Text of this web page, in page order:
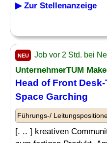
▶ Zur Stellenanzeige
NEU Job vor 2 Std. bei
UnternehmerTUM
Head of Front Desk-
Space Garching
Führungs-/
[. .. ] kreativen